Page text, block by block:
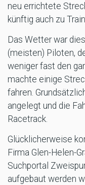
neu errichtete
künftig auch zu
Das Wetter war
(meisten) Piloten,
weniger fast den
machte einige
fahren.
angelegt und die
Racetrack.
Glücklicherweise
Firma Glen-Helen-
Suchportal
aufgebaut werden